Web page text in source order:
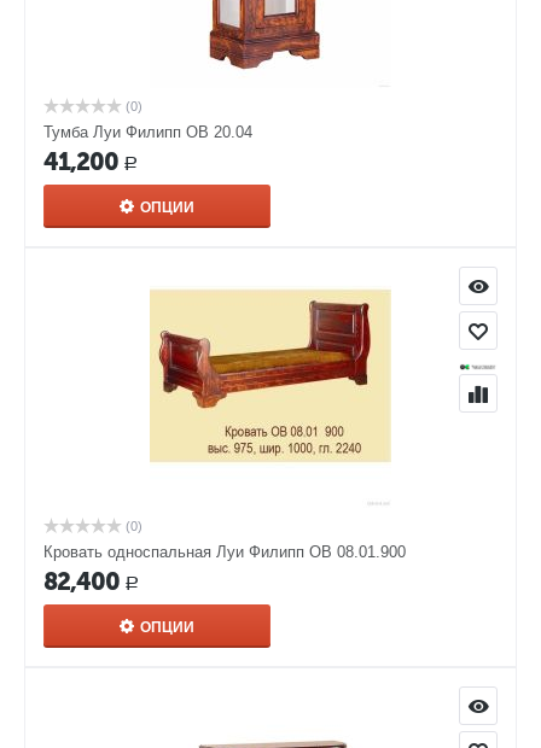
(0)
Тумба Луи Филипп ОВ 20.04
41,200 Р
ОПЦИИ
(0)
Кровать односпальная Луи Филипп ОВ 08.01.900
82,400 Р
ОПЦИИ